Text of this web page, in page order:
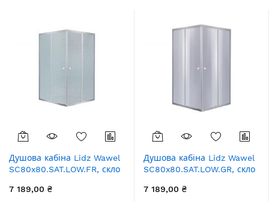
Душова кабіна Lidz Wawel
SC80x80.SAT.LOW.FR, скло
7 189,00 ₴
Душова кабіна Lidz Wawel
SC80x80.SAT.LOW.GR, скло
7 189,00 ₴